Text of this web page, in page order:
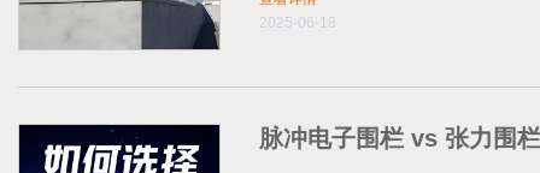
2025-06-18
脉冲电子围栏 vs 张力围栏